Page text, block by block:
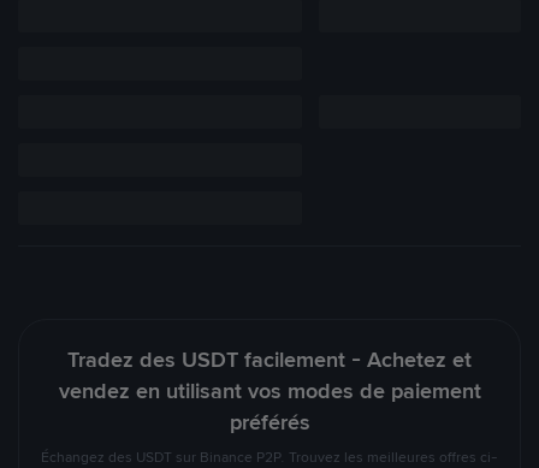
Tradez des USDT facilement - Achetez et
vendez en utilisant vos modes de paiement
préférés
Échangez des USDT sur Binance P2P. Trouvez les meilleures offres ci-